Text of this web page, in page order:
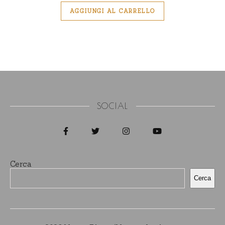
AGGIUNGI AL CARRELLO
SOCIAL
Cerca
Cerca